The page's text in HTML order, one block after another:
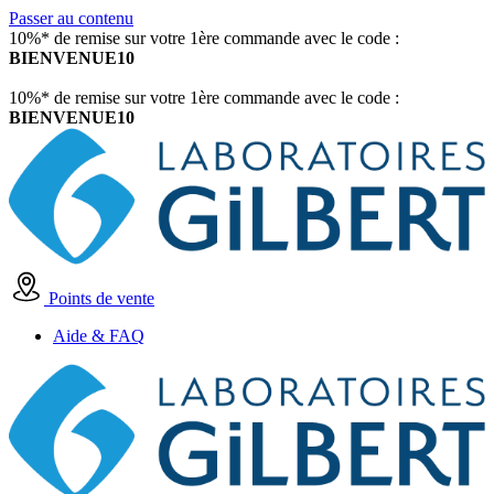
Passer au contenu
10%* de remise sur votre 1ère commande avec le code :
BIENVENUE10
10%* de remise sur votre 1ère commande avec le code :
BIENVENUE10
Points de vente
Aide & FAQ